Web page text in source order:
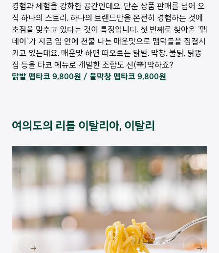
경험과 체험을 강화한 공간인데요. 단순 상품 판매를 넘어 오
직 하나의 스토리, 하나의 브랜드만을 온전히 경험하는 것에
초점을 맞추고 있다는 것이 특징입니다. 첫 번째로 찾아온 ‘맵
데이’가 지금 입 안에 천불 나는 매운맛으로 맵덕들을 집결시
키고 있는데요. 매운맛 하면 떠오르는 닭발, 막창, 불닭, 닭똥
집 등을 타코 메뉴로 개발한 조합도 신(辛)박하죠?
닭발 맵타코 9,800원 / 불막창 맵타코 9,800원
여의도의 리틀 이탈리아, 이탈리